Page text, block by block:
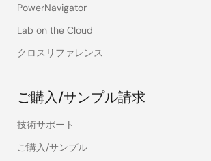
PowerNavigator
Lab on the Cloud
クロスリファレンス
ご購入/サンプル請求
技術サポート
ご購入/サンプル